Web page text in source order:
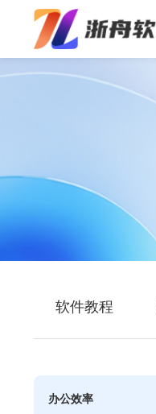
办公效率
软件教程
办公效率